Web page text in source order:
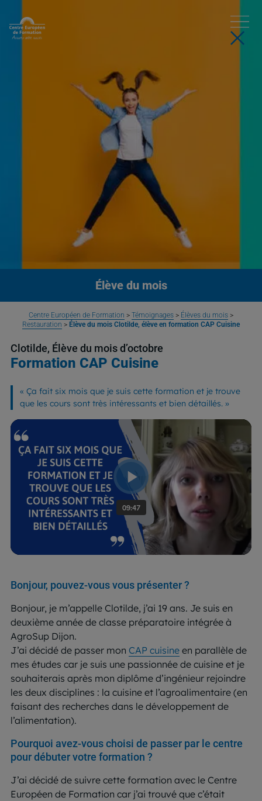
Élève du mois
Centre Européen de Formation > Témoignages > Élèves du mois >
Restauration > Élève du mois Clotilde, élève en formation CAP Cuisine
Clotilde, Élève du mois d’octobre
Formation CAP Cuisine
« Ça fait six mois que je suis cette formation et je trouve
que les cours sont très intéressants et bien détaillés. »
Bonjour, pouvez-vous vous présenter ?
Bonjour, je m’appelle Clotilde, j’ai 19 ans. Je suis en
deuxième année de classe préparatoire intégrée à
AgroSup Dijon.
J’ai décidé de passer mon CAP cuisine en parallèle de
mes études car je suis une passionnée de cuisine et je
souhaiterais après mon diplôme d’ingénieur rejoindre
les deux disciplines : la cuisine et l’agroalimentaire (en
faisant des recherches dans le développement de
l’alimentation).
Pourquoi avez-vous choisi de passer par le centre
pour débuter votre formation ?
J’ai décidé de suivre cette formation avec le Centre
Européen de Formation car j’ai trouvé que c’était